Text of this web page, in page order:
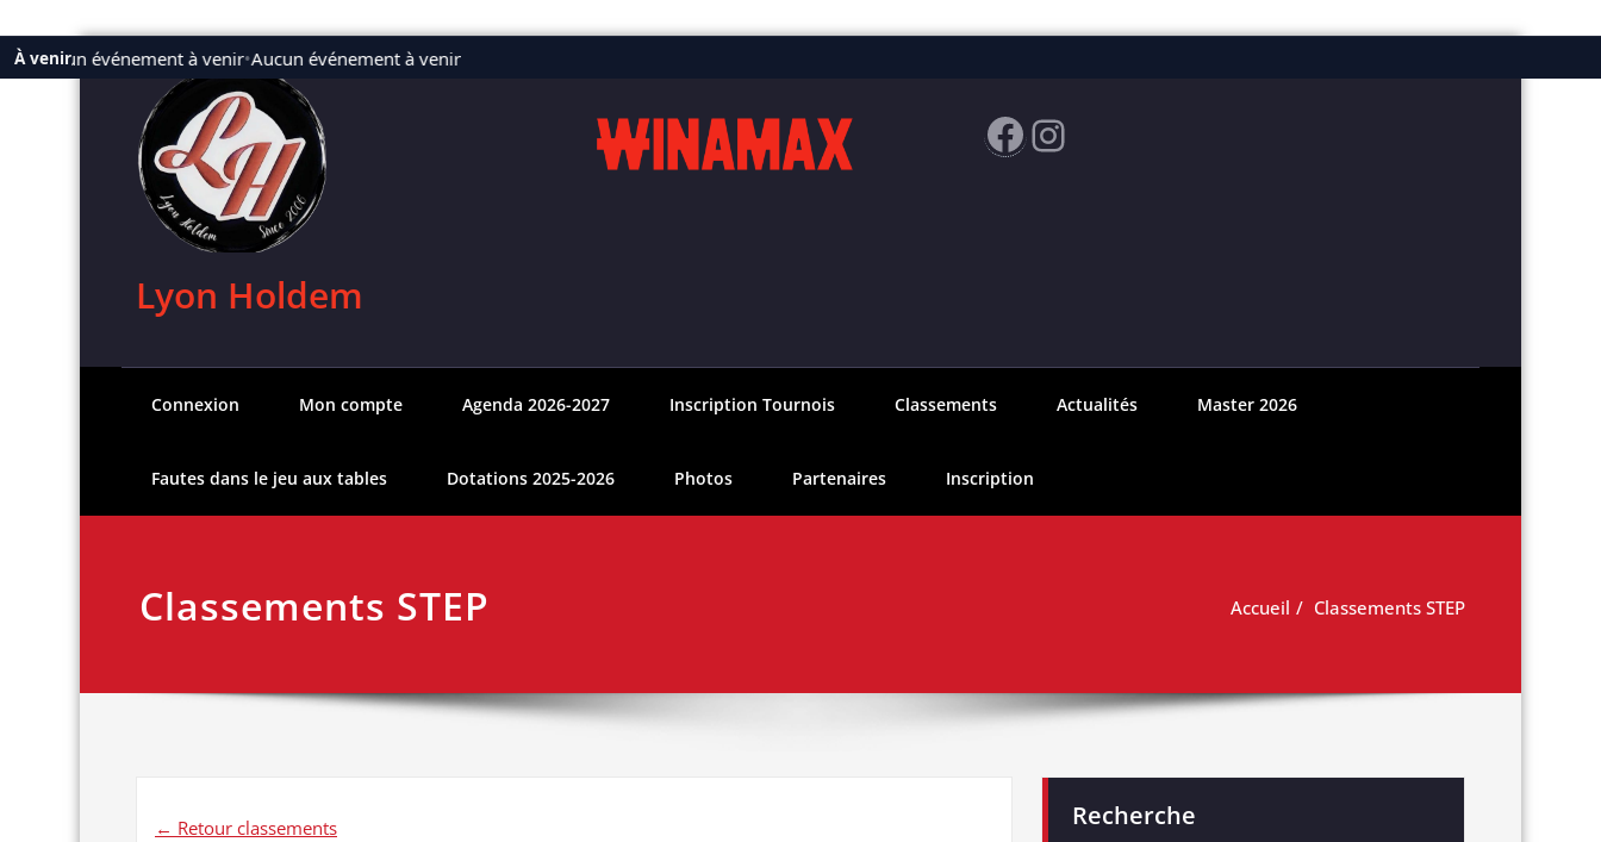
À venir
Aucun événement à venir•Aucun événement à venir
Aller
Lyon Holdem
Facebook
Instagram
Connexion Mon compte Agenda 2026-2027 Inscription Tournois Classements Actualités Master 2026
Fautes dans le jeu aux tables Dotations 2025-2026 Photos Partenaires Inscription
Classements STEP Accueil Classements STEP
← Retour classements Recherche